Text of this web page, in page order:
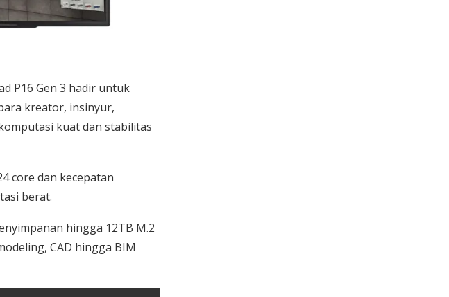
P16 Gen 3 hadir untuk
kreator, insinyur,
kuat dan stabilitas
core dan kecepatan
berat.
hingga 12TB M.2
CAD hingga BIM